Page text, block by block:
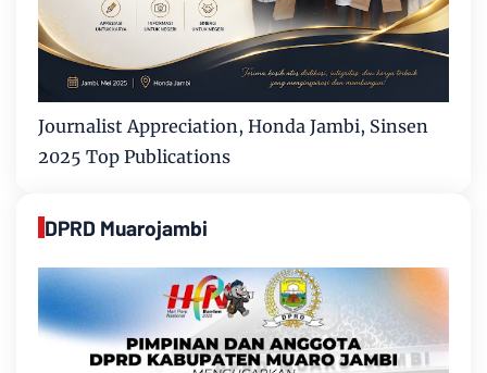
Journalist Appreciation, Honda Jambi, Sinsen
2025 Top Publications
DPRD Muarojambi